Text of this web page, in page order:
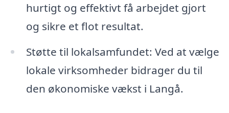
hurtigt og effektivt få arbejdet gjort
og sikre et flot resultat.
Støtte til lokalsamfundet: Ved at vælge
lokale virksomheder bidrager du til
den økonomiske vækst i Langå.